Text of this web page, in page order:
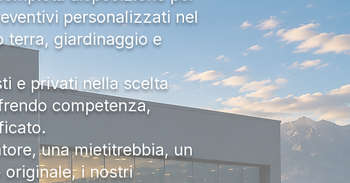
personalizzati nel
terra, giardinaggio e
e privati nella scelta
competenza,
una mietitrebbia, un
i nostri